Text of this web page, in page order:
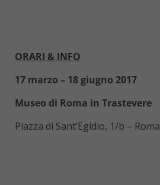
ORARI & INFO
17 marzo – 18 giugno 2017
Museo di Roma in Trastevere
Piazza di Sant’Egidio, 1/b – Roma